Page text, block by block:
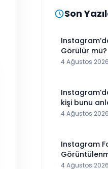
Son
Görülür mü?
4 Ağustos 2026
kişi bunu
4 Ağustos 2026
Instagram
Görünmüyor?
4 Ağustos 2026